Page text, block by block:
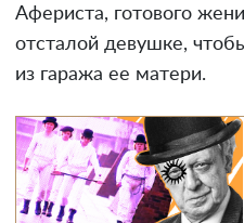
Афериста, готового
отсталой девушке,
из гаража ее матери.